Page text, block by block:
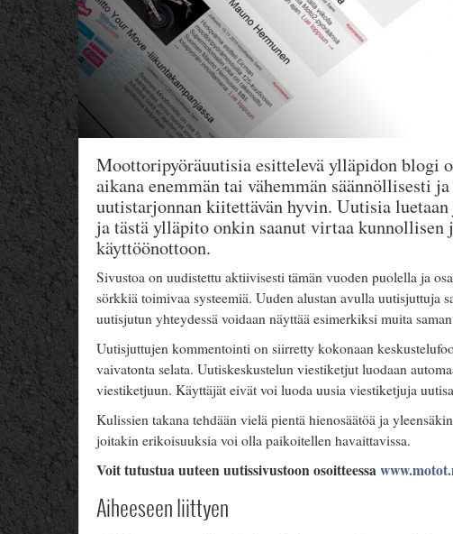
Moottoripyöräuutisia esittelevä ylläpidon blogi
aikana enemmän tai vähemmän säännöllisesti
uutistarjonnan kiitettävän hyvin. Uutisia
ja tästä ylläpito onkin saanut virtaa
käyttöönottoon.
Sivustoa on uudistettu aktiivisesti tämän vuoden puolella ja
sörkkiä toimivaa systeemiä. Uuden alustan avulla uutisjuttuja
uutisjutun yhteydessä voidaan näyttää esimerkiksi muita
Uutisjuttujen kommentointi on siirretty kokonaan
vaivatonta selata. Uutiskeskustelun viestiketjut luodaan
viestiketjuun. Käyttäjät eivät voi luoda uusia viestiketjuja
Kulissien takana tehdään vielä pientä hienosäätöä ja
joitakin erikoisuuksia voi olla paikoitellen havaittavissa.
Voit tutustua uuteen uutissivustoon osoitteessa
Aiheeseen liittyen